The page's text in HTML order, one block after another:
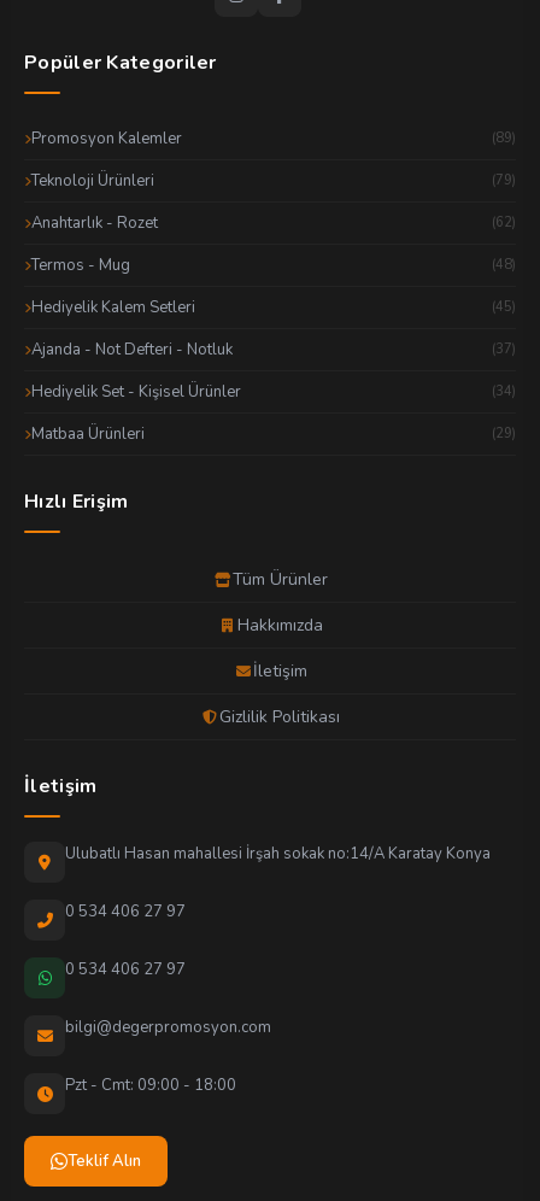
Popüler Kategoriler
Promosyon Kalemler (89)
Teknoloji Ürünleri (79)
Anahtarlık - Rozet (62)
Termos - Mug (48)
Hediyelik Kalem Setleri (45)
Ajanda - Not Defteri - Notluk (37)
Hediyelik Set - Kişisel Ürünler (34)
Matbaa Ürünleri (29)
Hızlı Erişim
Tüm Ürünler
Hakkımızda
İletişim
Gizlilik Politikası
İletişim
Ulubatlı Hasan mahallesi İrşah sokak no:14/A Karatay Konya
0 534 406 27 97
0 534 406 27 97
bilgi@degerpromosyon.com
Pzt - Cmt: 09:00 - 18:00
Teklif Alın